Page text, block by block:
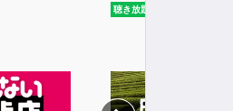
聴き放題